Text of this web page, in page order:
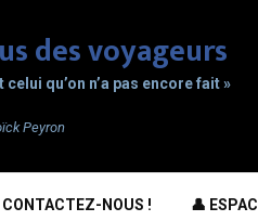
celui qu’on n’a pas encore fait »
Peyron
CONTACTEZ-NOUS ! 👤